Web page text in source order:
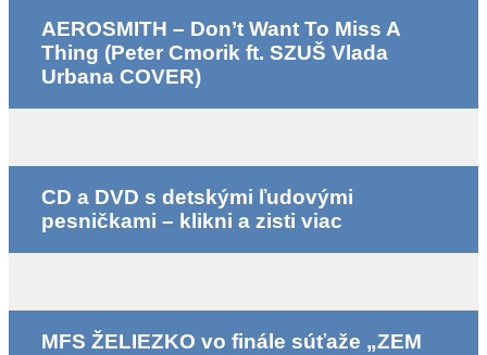
AEROSMITH – Don’t Want To Miss A
Thing (Peter Cmorik ft. SZUŠ Vlada
Urbana COVER)
CD a DVD s detskými ľudovými
pesničkami – klikni a zisti viac
MFS ŽELIEZKO vo finále súťaže „ZEM